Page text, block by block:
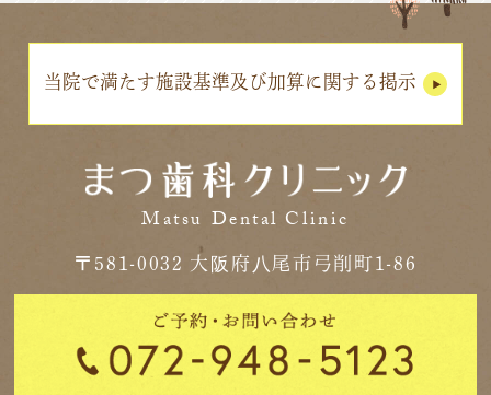
当院で満たす施設基準及び加算に関する掲示
Matsu Dental Clinic
〒581-0032 大阪府八尾市弓削町1-86